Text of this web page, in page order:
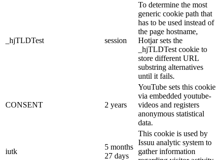
_hjTLDTest session
To determine the most
generic cookie path that
has to be used instead of
the page hostname,
Hotjar sets the
_hjTLDTest cookie to
store different URL
substring alternatives
until it fails.
CONSENT 2 years
YouTube sets this cookie
via embedded youtube-
videos and registers
anonymous statistical
data.
iutk
5 months
27 days
This cookie is used by
Issuu analytic system to
gather information